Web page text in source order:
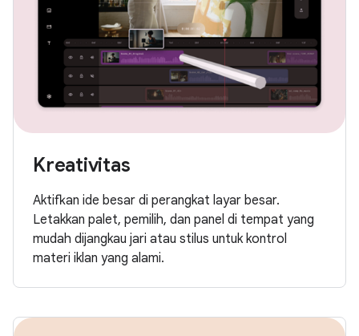
Kreativitas
Aktifkan ide besar di perangkat layar besar.
Letakkan palet, pemilih, dan panel di tempat yang
mudah dijangkau jari atau stilus untuk kontrol
materi iklan yang alami.